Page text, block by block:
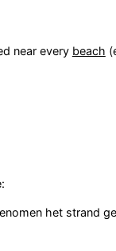
near every beach
het strand